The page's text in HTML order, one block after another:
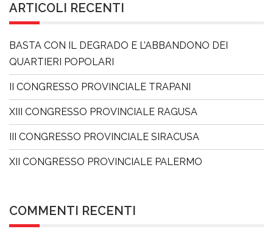
ARTICOLI RECENTI
BASTA CON IL DEGRADO E L’ABBANDONO DEI
QUARTIERI POPOLARI
II CONGRESSO PROVINCIALE TRAPANI
XIII CONGRESSO PROVINCIALE RAGUSA
III CONGRESSO PROVINCIALE SIRACUSA
XII CONGRESSO PROVINCIALE PALERMO
COMMENTI RECENTI